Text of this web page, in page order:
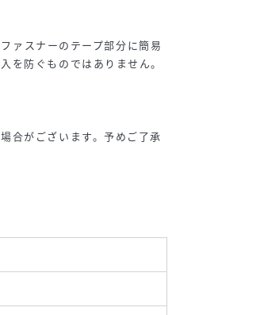
ァスナーのテープ部分に簡易
を防ぐものではありません。
合がございます。予めご了承